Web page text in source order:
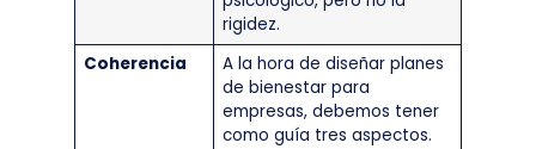
rigidez.
Coherencia
A la hora de diseñar planes
de bienestar para
empresas, debemos tener
como guía tres aspectos.